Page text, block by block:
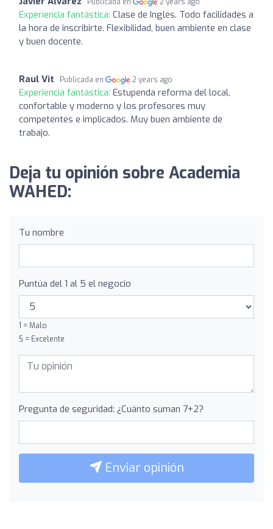
Experiencia fantástica: Clase de Inglés. Todo facilidades a
la hora de inscribirte. Flexibilidad, buen ambiente en clase
y buen docente.
Raul Vit Publicada en 2 years ago
Experiencia fantástica: Estupenda reforma del local,
confortable y moderno y los profesores muy
competentes e implicados. Muy buen ambiente de
trabajo.
Deja tu opinión sobre Academia
WAHED:
Tu nombre
Puntúa del 1 al 5 el negocio
1 = Malo
5 = Excelente
Pregunta de seguridad: ¿Cuánto suman 7+2?
Enviar opinión